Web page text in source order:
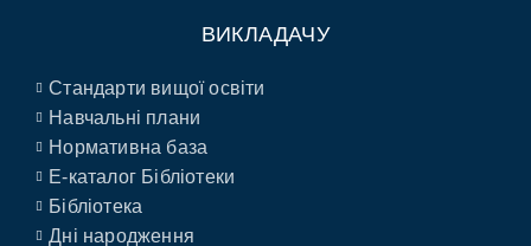
ВИКЛАДАЧУ
Стандарти вищої освіти
Навчальні плани
Нормативна база
E-каталог Бібліотеки
Бібліотека
Дні народження